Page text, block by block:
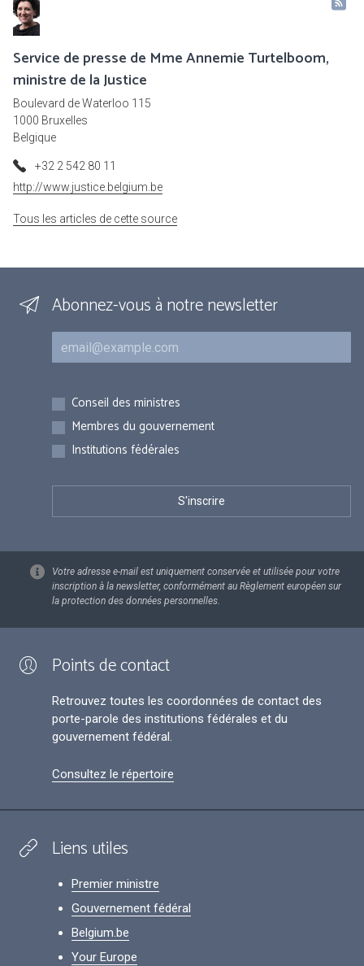
Service de presse de Mme Annemie Turtelboom,
ministre de la Justice
Boulevard de Waterloo 115
1000 Bruxelles
Belgique
+32 2 542 80 11
http://www.justice.belgium.be
Tous les articles de cette source
Abonnez-vous à notre newsletter
Courriel
Inscriptions
Conseil des ministres
Membres du gouvernement
Institutions fédérales
Votre adresse e-mail est uniquement conservée et utilisée pour votre
inscription à la newsletter, conformément au Règlement européen sur
la protection des données personnelles.
Points de contact
Retrouvez toutes les coordonnées de contact des
porte-parole des institutions fédérales et du
gouvernement fédéral.
Consultez le répertoire
Liens utiles
Premier ministre
Gouvernement fédéral
Belgium.be
Your Europe